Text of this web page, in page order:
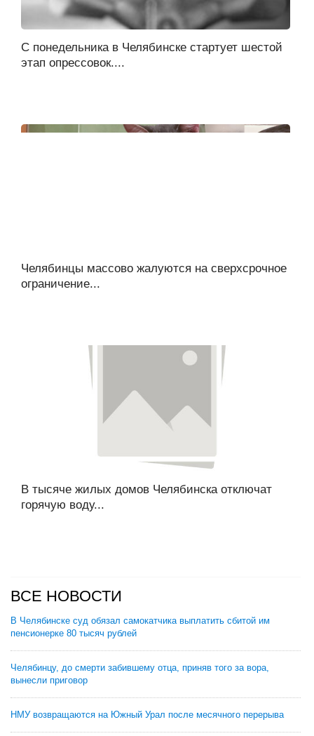
С понедельника в Челябинске стартует шестой
этап опрессовок....
Челябинцы массово жалуются на сверхсрочное
ограничение...
В тысяче жилых домов Челябинска отключат
горячую воду...
ВСЕ НОВОСТИ
В Челябинске суд обязал самокатчика выплатить сбитой им
пенсионерке 80 тысяч рублей
Челябинцу, до смерти забившему отца, приняв того за вора,
вынесли приговор
НМУ возвращаются на Южный Урал после месячного перерыва